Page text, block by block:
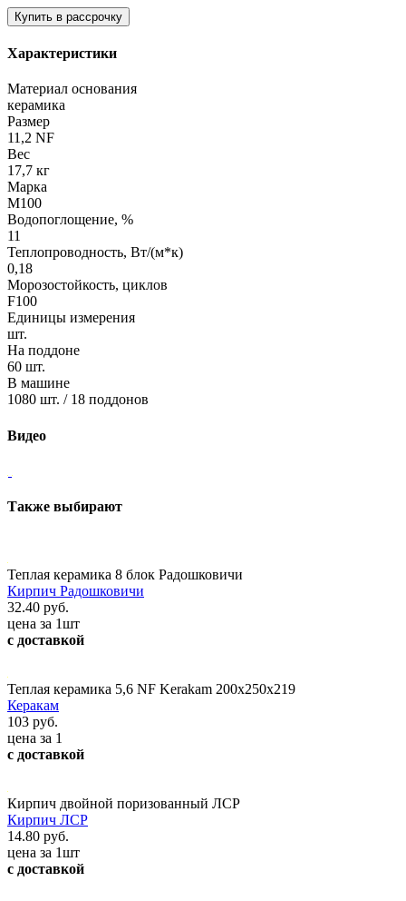
Характеристики
Материал основания
керамика
Размер
11,2 NF
Вес
17,7 кг
Марка
М100
Водопоглощение, %
11
Теплопроводность, Вт/(м*к)
0,18
Морозостойкость, циклов
F100
Единицы измерения
шт.
На поддоне
60 шт.
В машине
1080 шт. / 18 поддонов
Видео
Также выбирают
Теплая керамика 8 блок Радошковичи
Кирпич Радошковичи
32.40 руб.
цена за 1шт
с доставкой
Теплая керамика 5,6 NF Kerakam 200х250х219
Керакам
103 руб.
цена за 1
с доставкой
Кирпич двойной поризованный ЛСР
Кирпич ЛСР
14.80 руб.
цена за 1шт
с доставкой